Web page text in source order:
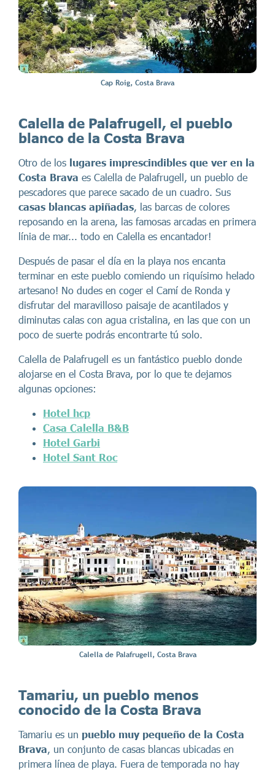
Cap Roig, Costa Brava
Calella de Palafrugell, el pueblo
blanco de la Costa Brava
Otro de los lugares imprescindibles que ver en la
Costa Brava es Calella de Palafrugell, un pueblo de
pescadores que parece sacado de un cuadro. Sus
casas blancas apiñadas, las barcas de colores
reposando en la arena, las famosas arcadas en primera
línia de mar... todo en Calella es encantador!
Después de pasar el día en la playa nos encanta
terminar en este pueblo comiendo un riquísimo helado
artesano! No dudes en coger el Camí de Ronda y
disfrutar del maravilloso paisaje de acantilados y
diminutas calas con agua cristalina, en las que con un
poco de suerte podrás encontrarte tú solo.
Calella de Palafrugell es un fantástico pueblo donde
alojarse en el Costa Brava, por lo que te dejamos
algunas opciones:
Hotel hcp
Casa Calella B&B
Hotel Garbi
Hotel Sant Roc
Calella de Palafrugell, Costa Brava
Tamariu, un pueblo menos
conocido de la Costa Brava
Tamariu es un pueblo muy pequeño de la Costa
Brava, un conjunto de casas blancas ubicadas en
primera línea de playa. Fuera de temporada no hay